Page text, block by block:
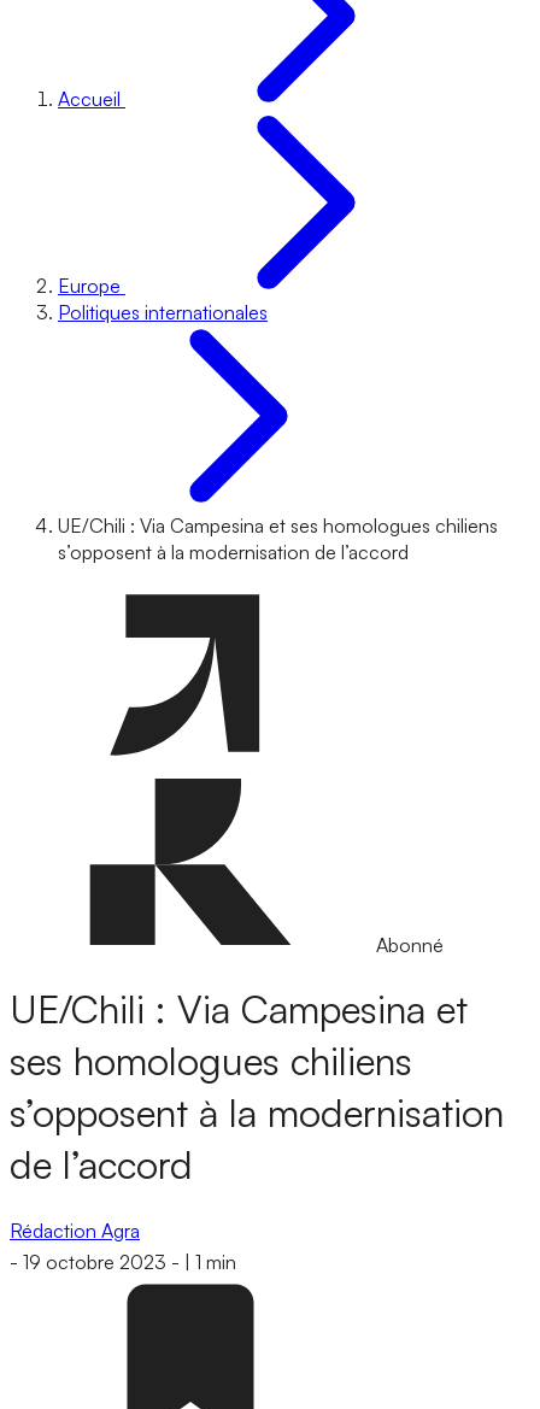
Accueil
Europe
Politiques internationales
UE/Chili : Via Campesina et ses homologues chiliens
s’opposent à la modernisation de l’accord
Abonné
UE/Chili : Via Campesina et
ses homologues chiliens
s’opposent à la modernisation
de l’accord
Rédaction Agra
- 19 octobre 2023 - 1 min